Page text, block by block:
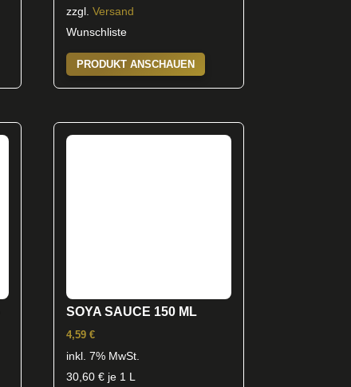
zzgl.Versand
Wunschliste
PRODUKT ANSCHAUEN
SOYA SAUCE 150 ML
4,59€
inkl. 7% MwSt.
30,60€ je 1 L